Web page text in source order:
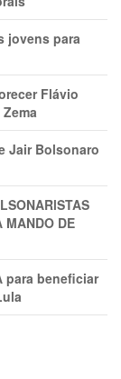
jovens para
Flávio
Jair Bolsonaro
MANDO DE
para beneficiar